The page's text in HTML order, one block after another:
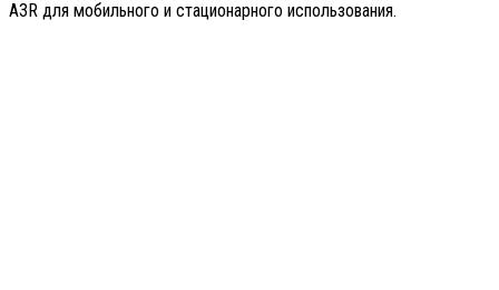
A3R для мобильного и стационарного использования.